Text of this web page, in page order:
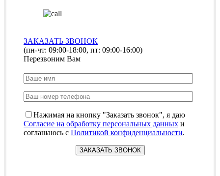
ЗАКАЗАТЬ ЗВОНОК
(пн-чт: 09:00-18:00, пт: 09:00-16:00)
Перезвоним Вам
Нажимая на кнопку "Заказать звонок", я даю
Согласие на обработку персональных данных и
соглашаюсь с Политикой конфиденциальности.